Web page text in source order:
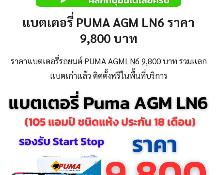
แบตเตอรี่ PUMA AGM LN6 ราคา
9,800 บาท
ราคาแบตเตอรี่รถยนต์ PUMA AGMLN6 9,800 บาท รวมแลก
แบตเก่าแล้ว ติดตั้งฟรีในพื้นที่บริการ